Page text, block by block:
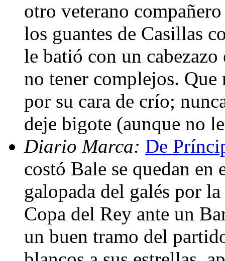
otro veterano
los guantes de Casillas
le batió con un
no tener complejos.
por su cara de crío;
deje bigote (aunque no
Diario Marca: De
costó Bale se quedan
galopada del galés por
Copa del Rey ante un
un buen tramo del